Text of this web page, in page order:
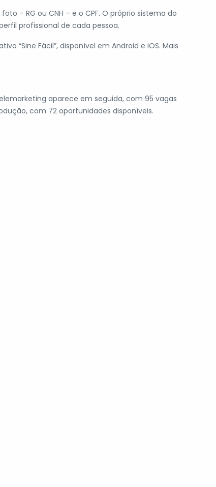
– RG ou CNH – e o CPF. O próprio sistema do
profissional de cada pessoa.
“Sine Fácil”, disponível em Android e iOS. Mais
aparece em seguida, com 95 vagas
com 72 oportunidades disponíveis.